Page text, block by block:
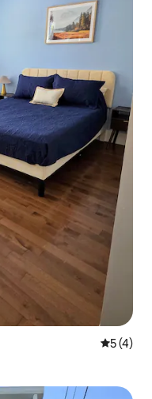
5 (4)